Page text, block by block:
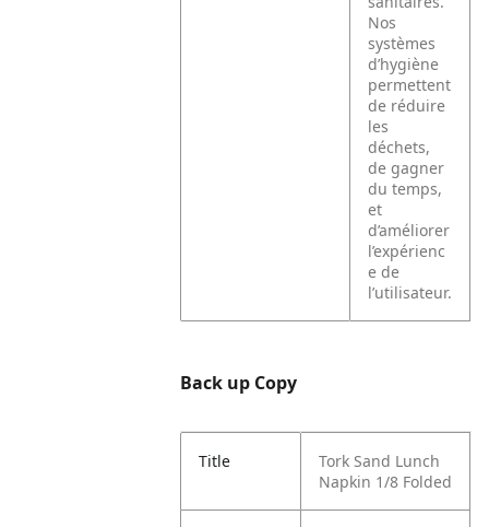
Nos
systèmes
d’hygiène
permettent
de réduire
les
déchets,
de gagner
du temps,
et
d’améliorer
l’expérienc
e de
l’utilisateur.
Back up Copy
Title
Tork Sand Lunch
Napkin 1/8 Folded